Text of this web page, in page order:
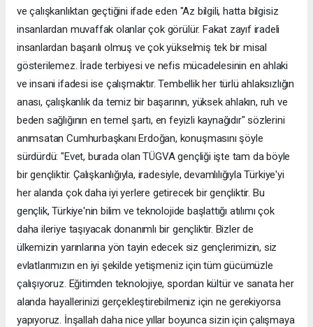
ve çalışkanlıktan geçtiğini ifade eden "Az bilgili, hatta bilgisiz
insanlardan muvaffak olanlar çok görülür. Fakat zayıf iradeli
insanlardan başarılı olmuş ve çok yükselmiş tek bir misal
gösterilemez. İrade terbiyesi ve nefis mücadelesinin en ahlaki
ve insani ifadesi ise çalışmaktır. Tembellik her türlü ahlaksızlığın
anası, çalışkanlık da temiz bir başarının, yüksek ahlakın, ruh ve
beden sağlığının en temel şartı, en feyizli kaynağıdır" sözlerini
anımsatan Cumhurbaşkanı Erdoğan, konuşmasını şöyle
sürdürdü: "Evet, burada olan TÜGVA gençliği işte tam da böyle
bir gençliktir. Çalışkanlığıyla, iradesiyle, devamlılığıyla Türkiye'yi
her alanda çok daha iyi yerlere getirecek bir gençliktir. Bu
gençlik, Türkiye'nin bilim ve teknolojide başlattığı atılımı çok
daha ileriye taşıyacak donanımlı bir gençliktir. Bizler de
ülkemizin yarınlarına yön tayin edecek siz gençlerimizin, siz
evlatlarımızın en iyi şekilde yetişmeniz için tüm gücümüzle
çalışıyoruz. Eğitimden teknolojiye, spordan kültür ve sanata her
alanda hayallerinizi gerçekleştirebilmeniz için ne gerekiyorsa
yapıyoruz. İnşallah daha nice yıllar boyunca sizin için çalışmaya